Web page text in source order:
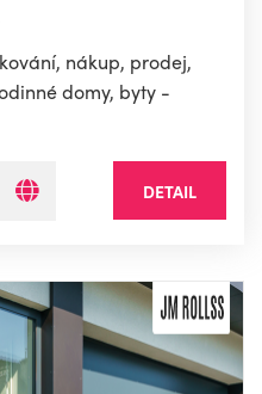
nákup, prodej,
domy, byty -
DETAIL